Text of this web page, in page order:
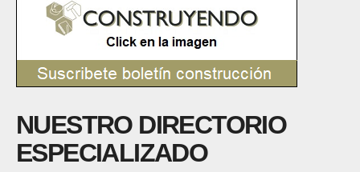
NUESTRO DIRECTORIO
ESPECIALIZADO